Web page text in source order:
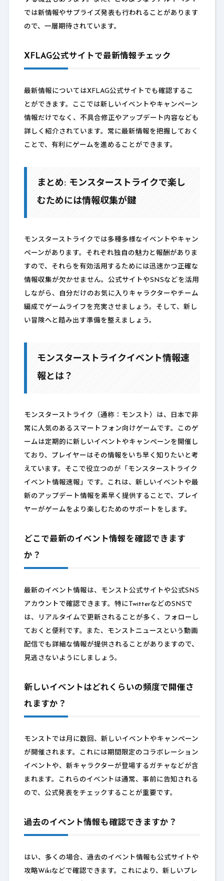
では新情報やサプライズ発表も行われることがあります
ので、一層期待されています。
XFLAG公式サイトで最新情報チェック
最新情報についてはXFLAG公式サイトでも確認するこ
とができます。ここでは新しいイベントやキャンペーン
情報だけでなく、不具合修正やアップデート内容なども
詳しく紹介されています。常に最新情報を把握しておく
ことで、有利にゲームを進めることができます。
まとめ: モンスターストライクで楽し
むためには情報収集が鍵
モンスターストライクでは多種多様なイベントやキャン
ペーンがあります。それぞれ独自の魅力と報酬がありま
すので、それらを有効活用するためには迅速かつ正確な
情報収集が欠かせません。公式サイトやSNSなどを活用
しながら、自分だけのお気に入りキャラクターやチーム
編成でゲームライフを充実させましょう。そして、新し
い冒険へと踏み出す準備を整えましょう。
モンスターストライクイベント情報速
報とは？
モンスターストライク（通称：モンスト）は、日本で非
常に人気のあるスマートフォン向けゲームです。このゲ
ームは定期的に新しいイベントやキャンペーンを開催し
ており、プレイヤーはその情報をいち早く知りたいと考
えています。そこで役立つのが「モンスターストライク
イベント情報速報」です。これは、新しいイベントや最
新のアップデート情報を素早く提供することで、プレイ
ヤーがゲームをより楽しむためのサポートをします。
どこで最新のイベント情報を確認できます
か？
最新のイベント情報は、モンスト公式サイトや公式SNS
アカウントで確認できます。特にTwitterなどのSNSで
は、リアルタイムで更新されることが多く、フォローし
ておくと便利です。また、モンストニュースという動画
配信でも詳細な情報が提供されることがありますので、
見逃さないようにしましょう。
新しいイベントはどれくらいの頻度で開催さ
れますか？
モンストでは月に数回、新しいイベントやキャンペーン
が開催されます。これには期間限定のコラボレーション
イベントや、新キャラクターが登場するガチャなどが含
まれます。これらのイベントは通常、事前に告知される
ので、公式発表をチェックすることが重要です。
過去のイベント情報も確認できますか？
はい、多くの場合、過去のイベント情報も公式サイトや
攻略Wikiなどで確認できます。これにより、新しいプレ